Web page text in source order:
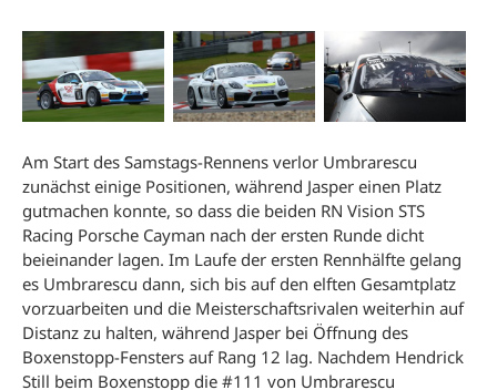
Am Start des Samstags-Rennens verlor Umbrarescu
zunächst einige Positionen, während Jasper einen Platz
gutmachen konnte, so dass die beiden RN Vision STS
Racing Porsche Cayman nach der ersten Runde dicht
beieinander lagen. Im Laufe der ersten Rennhälfte gelang
es Umbrarescu dann, sich bis auf den elften Gesamtplatz
vorzuarbeiten und die Meisterschaftsrivalen weiterhin auf
Distanz zu halten, während Jasper bei Öffnung des
Boxenstopp-Fensters auf Rang 12 lag. Nachdem Hendrick
Still beim Boxenstopp die #111 von Umbrarescu